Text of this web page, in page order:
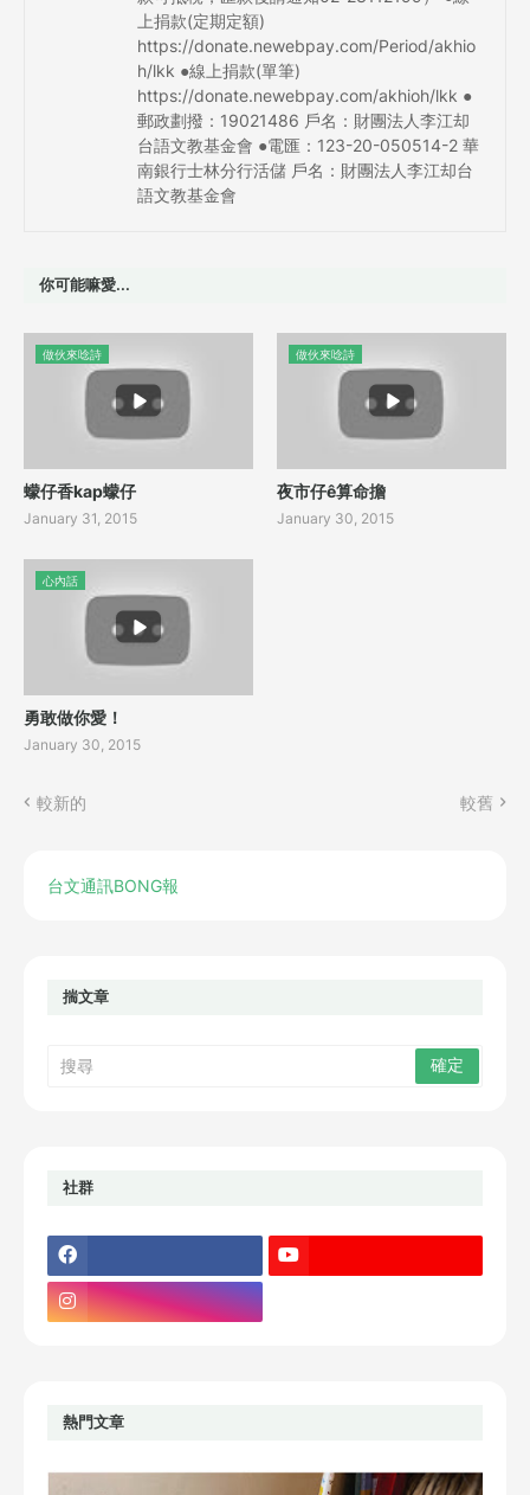
上捐款(定期定額)
https://donate.newebpay.com/Period/akhio
h/lkk ●線上捐款(單筆)
https://donate.newebpay.com/akhioh/lkk ●
郵政劃撥：19021486 戶名：財團法人李江却
台語文教基金會 ●電匯：123-20-050514-2 華
南銀行士林分行活儲 戶名：財團法人李江却台
語文教基金會
你可能嘛愛...
做伙來唸詩
蠓仔香kap蠓仔
January 31, 2015
做伙來唸詩
夜市仔ê算命擔
January 30, 2015
心內話
勇敢做你愛！
January 30, 2015
較新的 較舊
台文通訊BONG報
揣文章
社群
熱門文章